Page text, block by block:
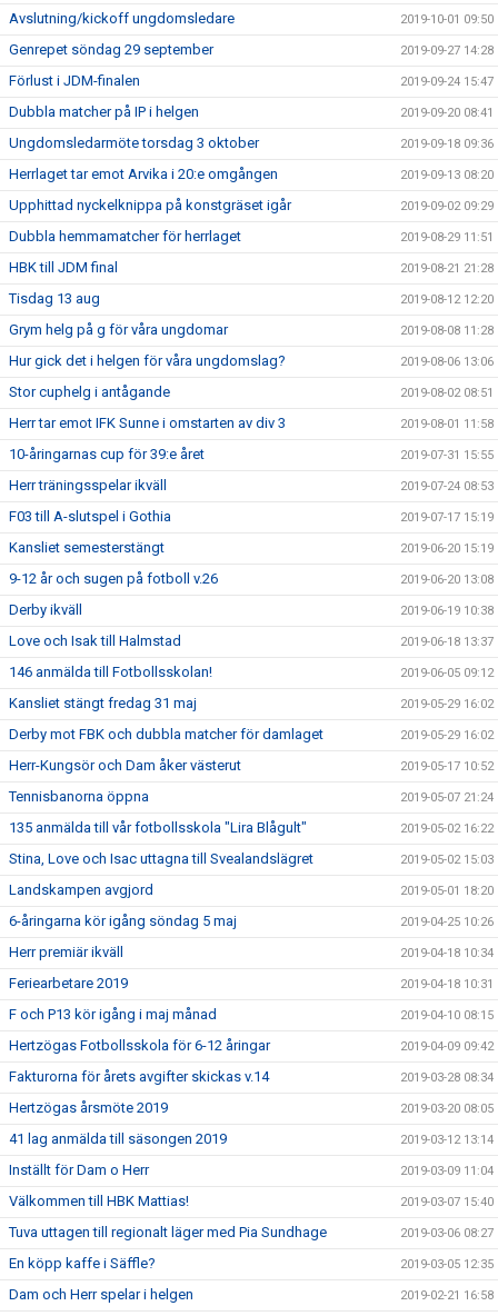
Avslutning/kickoff ungdomsledare 2019-10-01 09:50
Genrepet söndag 29 september 2019-09-27 14:28
Förlust i JDM-finalen 2019-09-24 15:47
Dubbla matcher på IP i helgen 2019-09-20 08:41
Ungdomsledarmöte torsdag 3 oktober 2019-09-18 09:36
Herrlaget tar emot Arvika i 20:e omgången 2019-09-13 08:20
Upphittad nyckelknippa på konstgräset igår 2019-09-02 09:29
Dubbla hemmamatcher för herrlaget 2019-08-29 11:51
HBK till JDM final 2019-08-21 21:28
Tisdag 13 aug 2019-08-12 12:20
Grym helg på g för våra ungdomar 2019-08-08 11:28
Hur gick det i helgen för våra ungdomslag? 2019-08-06 13:06
Stor cuphelg i antågande 2019-08-02 08:51
Herr tar emot IFK Sunne i omstarten av div 3 2019-08-01 11:58
10-åringarnas cup för 39:e året 2019-07-31 15:55
Herr träningsspelar ikväll 2019-07-24 08:53
F03 till A-slutspel i Gothia 2019-07-17 15:19
Kansliet semesterstängt 2019-06-20 15:19
9-12 år och sugen på fotboll v.26 2019-06-20 13:08
Derby ikväll 2019-06-19 10:38
Love och Isak till Halmstad 2019-06-18 13:37
146 anmälda till Fotbollsskolan! 2019-06-05 09:12
Kansliet stängt fredag 31 maj 2019-05-29 16:02
Derby mot FBK och dubbla matcher för damlaget 2019-05-29 16:02
Herr-Kungsör och Dam åker västerut 2019-05-17 10:52
Tennisbanorna öppna 2019-05-07 21:24
135 anmälda till vår fotbollsskola "Lira Blågult" 2019-05-02 16:22
Stina, Love och Isac uttagna till Svealandslägret 2019-05-02 15:03
Landskampen avgjord 2019-05-01 18:20
6-åringarna kör igång söndag 5 maj 2019-04-25 10:26
Herr premiär ikväll 2019-04-18 10:34
Feriearbetare 2019 2019-04-18 10:31
F och P13 kör igång i maj månad 2019-04-10 08:15
Hertzögas Fotbollsskola för 6-12 åringar 2019-04-09 09:42
Fakturorna för årets avgifter skickas v.14 2019-03-28 08:34
Hertzögas årsmöte 2019 2019-03-20 08:05
41 lag anmälda till säsongen 2019 2019-03-12 13:14
Inställt för Dam o Herr 2019-03-09 11:04
Välkommen till HBK Mattias! 2019-03-07 15:40
Tuva uttagen till regionalt läger med Pia Sundhage 2019-03-06 08:27
En köpp kaffe i Säffle? 2019-03-05 12:35
Dam och Herr spelar i helgen 2019-02-21 16:58